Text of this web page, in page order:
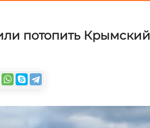
потопить Крымский